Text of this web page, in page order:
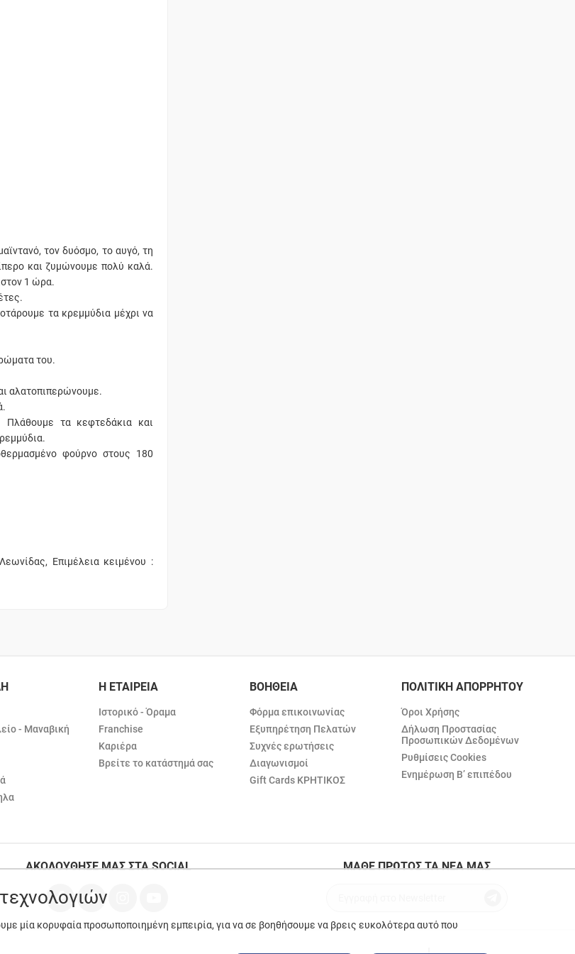
τον δυόσμο, το αυγό, τη
και ζυμώνουμε πολύ καλά.
1 ώρα.
τα κρεμμύδια μέχρι να
του.
αλατοπιπερώνουμε.
Πλάθουμε τα κεφτεδάκια και
φούρνο στους 180
Επιμέλεια κειμένου :
- Μαναβική
Η ΕΤΑΙΡΕΙΑ
Ιστορικό - Όραμα
Franchise
Καριέρα
Βρείτε το κατάστημά σας
ΒΟΗΘΕΙΑ
Φόρμα επικοινωνίας
Εξυπηρέτηση Πελατών
Συχνές ερωτήσεις
Διαγωνισμοί
Gift Cards ΚΡΗΤΙΚΟΣ
ΠΟΛΙΤΙΚΗ ΑΠΟΡΡΗΤΟΥ
Όροι Χρήσης
Δήλωση Προστασίας
Προσωπικών Δεδομένων
Ρυθμίσεις Cookies
Ενημέρωση Β’ επιπέδου
ΑΚΟΛΟΥΘΗΣΕ ΜΑΣ ΣΤΑ SOCIAL ΜΑΘΕ ΠΡΩΤΟΣ ΤΑ ΝΕΑ ΜΑΣ
μία κορυφαία προσωποποιημένη εμπειρία, για να σε βοηθήσουμε να βρεις ευκολότερα αυτό που